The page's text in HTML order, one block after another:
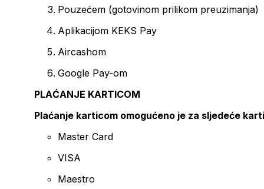
Pouzećem (gotovinom prilikom preuzimanja)
Aplikacijom KEKS Pay
Aircashom
Google Pay-om
PLAĆANJE KARTICOM
Plaćanje karticom omogućeno je za sljedeće
Master Card
VISA
Maestro